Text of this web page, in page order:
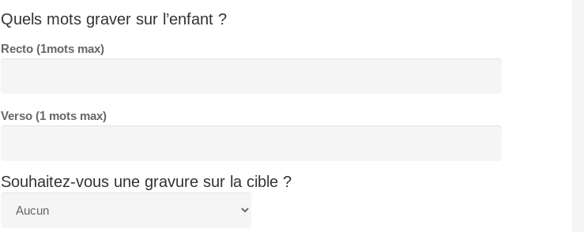
Quels mots graver sur l’enfant ?
Recto (1mots max)
Verso (1 mots max)
Souhaitez-vous une gravure sur la cible ?